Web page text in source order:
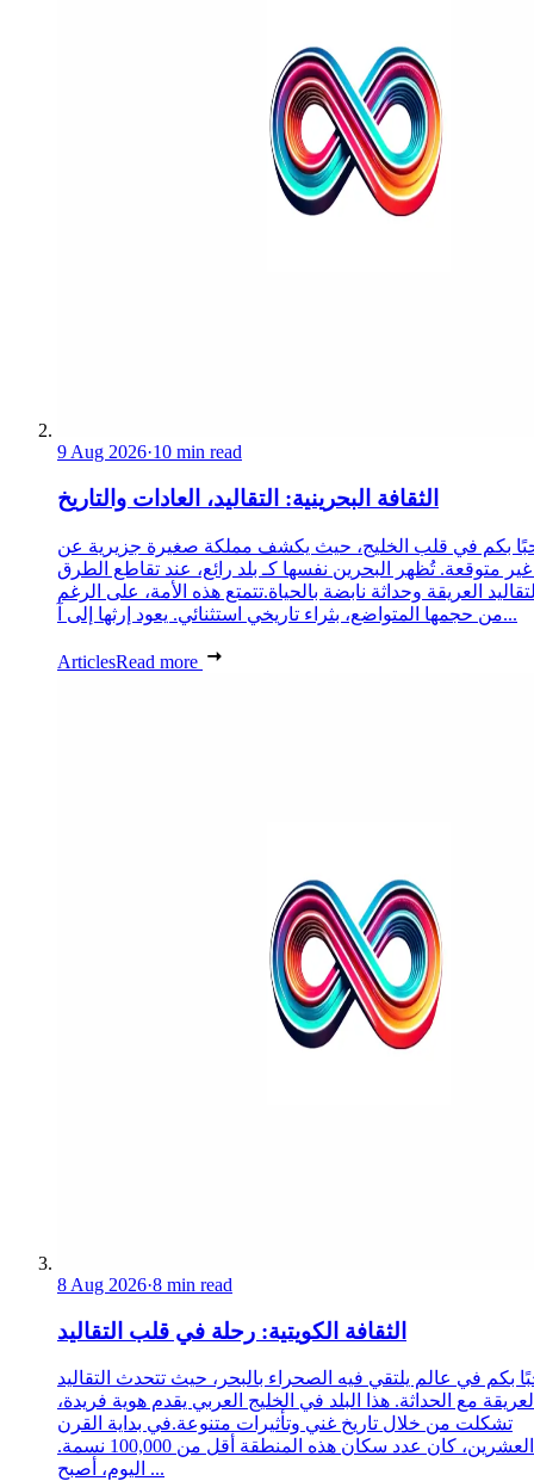
9 Aug 2026·10 min read
الثقافة البحرينية: التقاليد، العادات والتاريخ
بكم في قلب الخليج، حيث يكشف مملكة صغيرة جزيرية عن
متوقعة. تُظهر البحرين نفسها كـ بلد رائع، عند تقاطع الطرق
العريقة وحداثة نابضة بالحياة.تتمتع هذه الأمة، على الرغم
من حجمها المتواضع، بثراء تاريخي استثنائي. يعود إرثها إلى آ...
ArticlesRead more
8 Aug 2026·8 min read
الثقافة الكويتية: رحلة في قلب التقاليد
بكم في عالم يلتقي فيه الصحراء بالبحر، حيث تتحدث التقاليد
مع الحداثة. هذا البلد في الخليج العربي يقدم هوية فريدة،
تشكلت من خلال تاريخ غني وتأثيرات متنوعة.في بداية القرن
العشرين، كان عدد سكان هذه المنطقة أقل من 100,000 نسمة.
اليوم، أصبح ...